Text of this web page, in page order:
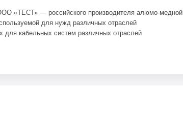
«ТЕСТ» — российского производителя алюмо-медной
для нужд различных отраслей
кабельных систем различных отраслей